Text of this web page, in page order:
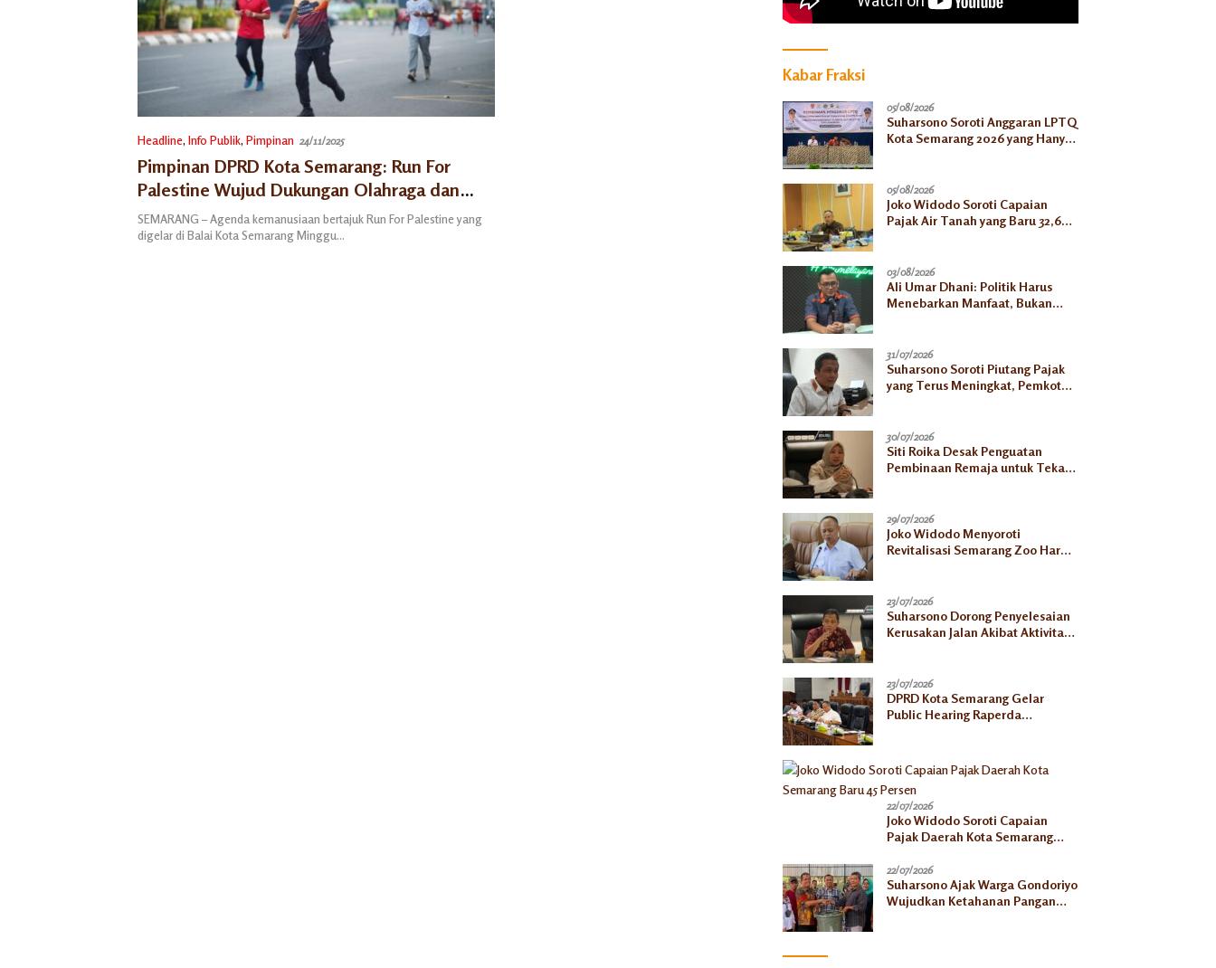
Headline, Info Publik, Pimpinan 24/11/2025
Pimpinan DPRD Kota Semarang: Run For
Palestine Wujud Dukungan Olahraga dan
Amanah Kemanusiaan
SEMARANG – Agenda kemanusiaan bertajuk Run For Palestine yang
digelar di Balai Kota Semarang Minggu…
Kabar Fraksi
05/08/2026
Suharsono Soroti Anggaran LPTQ
Kota Semarang 2026 yang Hanya
05/08/2026
Joko Widodo Soroti Capaian
Pajak Air Tanah yang Baru 32,66
03/08/2026
Ali Umar Dhani: Politik Harus
Menebarkan Manfaat, Bukan
31/07/2026
Suharsono Soroti Piutang Pajak
yang Terus Meningkat, Pemkot
30/07/2026
Siti Roika Desak Penguatan
Pembinaan Remaja untuk Tekan
29/07/2026
Joko Widodo Menyoroti
Revitalisasi Semarang Zoo Harus
23/07/2026
Suharsono Dorong Penyelesaian
Kerusakan Jalan Akibat Aktivitas
23/07/2026
DPRD Kota Semarang Gelar
Public Hearing Raperda
22/07/2026
Joko Widodo Soroti Capaian
Pajak Daerah Kota Semarang
22/07/2026
Suharsono Ajak Warga Gondoriyo
Wujudkan Ketahanan Pangan